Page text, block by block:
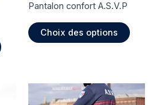
produit
plusieurs
Pantalon confort A.S.V.P
Choix des options
Les